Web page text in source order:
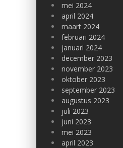
mei 2024
april 2024
maart 2024
februari 2024
januari 2024
december 2023
november 2023
oktober 2023
september 2023
augustus 2023
juli 2023
juni 2023
mei 2023
april 2023